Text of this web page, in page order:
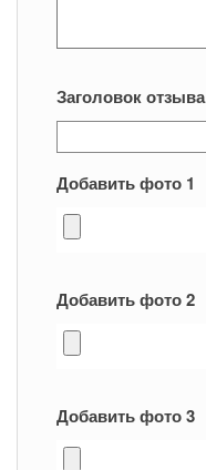
Заголовок отзыва
Добавить фото 1
Добавить фото 2
Добавить фото 3